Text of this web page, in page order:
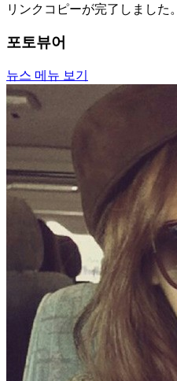
リンクコピーが完了しました。
포토뷰어
뉴스 메뉴 보기